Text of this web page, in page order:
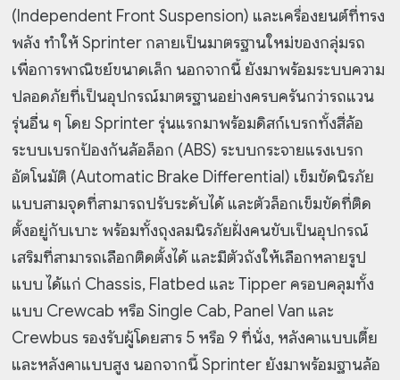
(Independent Front Suspension) และเครื่องยนต์ที่ทรง
พลัง ทำให้ Sprinter กลายเป็นมาตรฐานใหม่ของกลุ่มรถ
เพื่อการพาณิชย์ขนาดเล็ก นอกจากนี้ ยังมาพร้อมระบบความ
ปลอดภัยที่เป็นอุปกรณ์มาตรฐานอย่างครบครันกว่ารถแวน
รุ่นอื่น ๆ โดย Sprinter รุ่นแรกมาพร้อมดิสก์เบรกทั้งสี่ล้อ
ระบบเบรกป้องกันล้อล็อก (ABS) ระบบกระจายแรงเบรก
อัตโนมัติ (Automatic Brake Differential) เข็มขัดนิรภัย
แบบสามจุดที่สามารถปรับระดับได้ และตัวล็อกเข็มขัดที่ติด
ตั้งอยู่กับเบาะ พร้อมทั้งถุงลมนิรภัยฝั่งคนขับเป็นอุปกรณ์
เสริมที่สามารถเลือกติดตั้งได้ และมีตัวถังให้เลือกหลายรูป
แบบ ได้แก่ Chassis, Flatbed และ Tipper ครอบคลุมทั้ง
แบบ Crewcab หรือ Single Cab, Panel Van และ
Crewbus รองรับผู้โดยสาร 5 หรือ 9 ที่นั่ง, หลังคาแบบเตี้ย
และหลังคาแบบสูง นอกจากนี้ Sprinter ยังมาพร้อมฐานล้อ